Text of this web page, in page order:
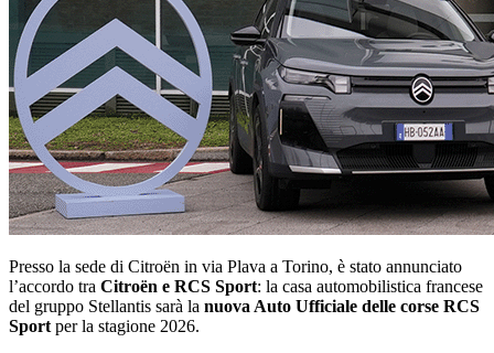
Presso la sede di Citroën in via Plava a Torino, è stato annunciato
l’accordo tra Citroën e RCS Sport: la casa automobilistica francese
del gruppo Stellantis sarà la nuova Auto Ufficiale delle corse RCS
Sport per la stagione 2026.